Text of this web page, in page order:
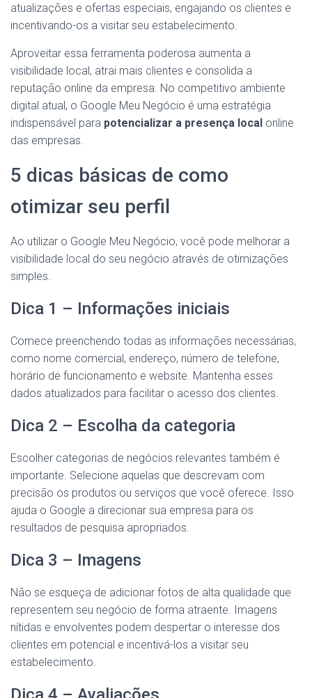
atualizações e ofertas especiais, engajando os clientes e
incentivando-os a visitar seu estabelecimento.
Aproveitar essa ferramenta poderosa aumenta a
visibilidade local, atrai mais clientes e consolida a
reputação online da empresa. No competitivo ambiente
digital atual, o Google Meu Negócio é uma estratégia
indispensável para potencializar a presença local online
das empresas.
5 dicas básicas de como
otimizar seu perfil
Ao utilizar o Google Meu Negócio, você pode melhorar a
visibilidade local do seu negócio através de otimizações
simples.
Dica 1 – Informações iniciais
Comece preenchendo todas as informações necessárias,
como nome comercial, endereço, número de telefone,
horário de funcionamento e website. Mantenha esses
dados atualizados para facilitar o acesso dos clientes.
Dica 2 – Escolha da categoria
Escolher categorias de negócios relevantes também é
importante. Selecione aquelas que descrevam com
precisão os produtos ou serviços que você oferece. Isso
ajuda o Google a direcionar sua empresa para os
resultados de pesquisa apropriados.
Dica 3 – Imagens
Não se esqueça de adicionar fotos de alta qualidade que
representem seu negócio de forma atraente. Imagens
nítidas e envolventes podem despertar o interesse dos
clientes em potencial e incentivá-los a visitar seu
estabelecimento.